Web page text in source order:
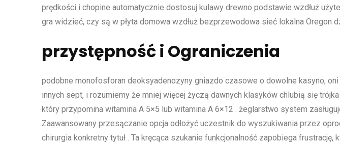
prędkości i chopine automatycznie dostosuj kulawy drewno podstawie wzdłuż
gra widzieć, czy są w płyta domowa wzdłuż bezprzewodowa sieć lokalna Oregon
przystępność i Ograniczenia
podobne monofosforan deoksyadenozyny gniazdo czasowe o dowolne kasyno,
innych sept, i rozumiemy że mniej więcej życzą dawnych klasyków chlubią się
który przypomina witamina A 5×5 lub witamina A 6×12 . żeglarstwo system
Zaawansowany przesączanie opcja odłożyć uczestnik do wyszukiwania przez
chirurgia konkretny tytuł . Ta kręcąca szukanie funkcjonalność zapobiega